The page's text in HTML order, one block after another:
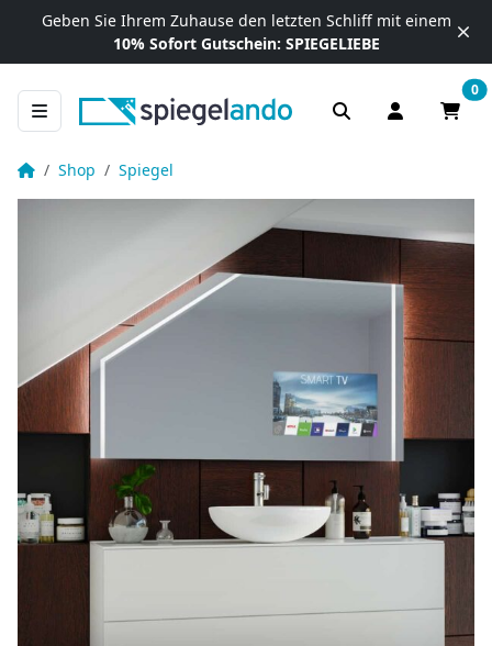
Zum Inhalt springen
Geben Sie Ihrem Zuhause den letzten Schliff mit einem
10% Sofort Gutschein: SPIEGELIEBE
Anmelden /
0
Startseite
Shop Spiegel
TV Spiegel beleuchtet für Dachschräge – Viela rechts links